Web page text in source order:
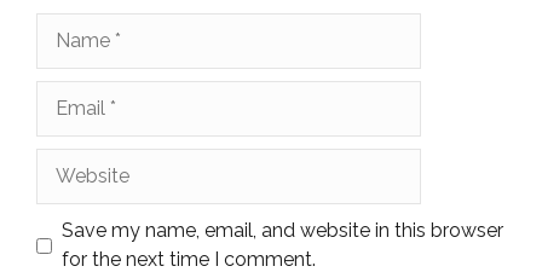
Save my name, email, and website in this browser
for the next time I comment.